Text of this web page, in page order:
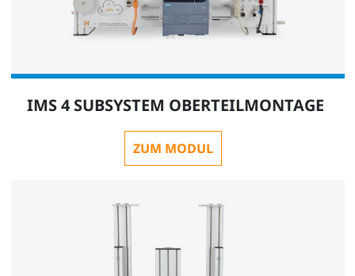
IMS 4 SUBSYSTEM OBERTEILMONTAGE
ZUM MODUL